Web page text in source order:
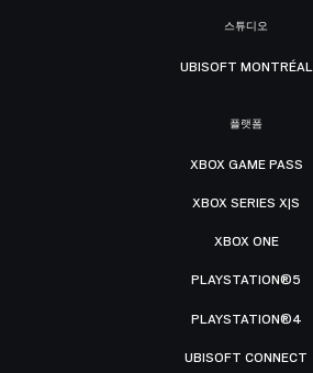
스튜디오
UBISOFT MONTRÉAL
플랫폼
XBOX GAME PASS
XBOX SERIES X|S
XBOX ONE
PLAYSTATION®5
PLAYSTATION®4
UBISOFT CONNECT